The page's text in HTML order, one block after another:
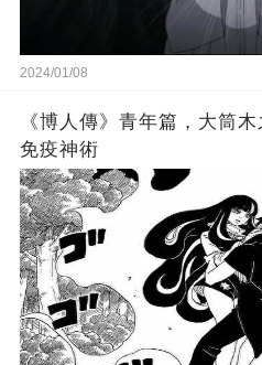
2024/01/08
《博人傳》青年篇，大筒
免疫神術